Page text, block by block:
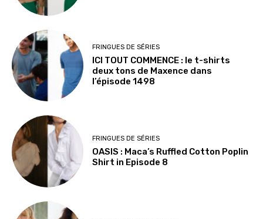
FRINGUES DE SÉRIES
ICI TOUT COMMENCE : le t-shirts
deux tons de Maxence dans
l’épisode 1498
FRINGUES DE SÉRIES
OASIS : Maca’s Ruffled Cotton Poplin
Shirt in Episode 8